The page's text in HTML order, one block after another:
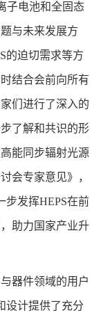
子电池和全固态
与未来发展方
的迫切需求等方
结合会前向所有
们进行了深入的
了解和共识的形
能同步辐射光源
会专家意见》，
步发挥HEPS在前
助力国家产业升
器件领域的用户
设计提供了充分